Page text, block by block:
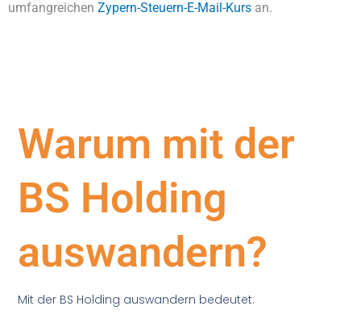
umfangreichen Zypern-Steuern-E-Mail-Kurs an.
Warum mit der
BS Holding
auswandern?
Mit der BS Holding auswandern bedeutet: